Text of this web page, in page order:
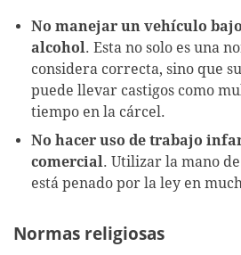
No manejar un vehículo
alcohol. Esta no solo es una
considera correcta, sino que
puede llevar castigos como
tiempo en la cárcel.
No hacer uso de trabajo
comercial. Utilizar la mano
está penado por la ley en
Normas religiosas